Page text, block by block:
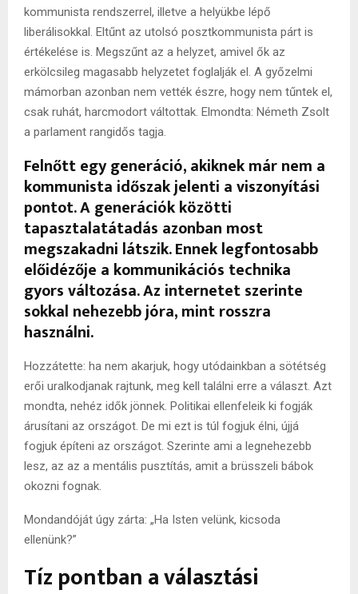
kommunista rendszerrel, illetve a helyükbe lépő
liberálisokkal. Eltűnt az utolsó posztkommunista párt is
értékelése is. Megszűnt az a helyzet, amivel ők az
erkölcsileg magasabb helyzetet foglalják el. A győzelmi
mámorban azonban nem vették észre, hogy nem tűntek el,
csak ruhát, harcmodort váltottak. Elmondta: Németh Zsolt
a parlament rangidős tagja.
Felnőtt egy generáció, akiknek már nem a
kommunista időszak jelenti a viszonyítási
pontot. A generációk közötti
tapasztalatátadás azonban most
megszakadni látszik. Ennek legfontosabb
előidézője a kommunikációs technika
gyors változása. Az internetet szerinte
sokkal nehezebb jóra, mint rosszra
használni.
Hozzátette: ha nem akarjuk, hogy utódainkban a sötétség
erői uralkodjanak rajtunk, meg kell találni erre a választ. Azt
mondta, nehéz idők jönnek. Politikai ellenfeleik ki fogják
árusítani az országot. De mi ezt is túl fogjuk élni, újjá
fogjuk építeni az országot. Szerinte ami a legnehezebb
lesz, az az a mentális pusztítás, amit a brüsszeli bábok
okozni fognak.
Mondandóját úgy zárta: „Ha Isten velünk, kicsoda
ellenünk?”
Tíz pontban a választási